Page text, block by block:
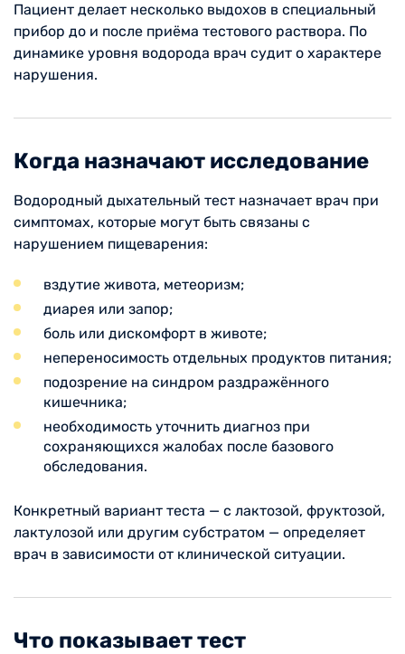
Пациент делает несколько выдохов в специальный
прибор до и после приёма тестового раствора. По
динамике уровня водорода врач судит о характере
нарушения.
Когда назначают исследование
Водородный дыхательный тест назначает врач при
симптомах, которые могут быть связаны с
нарушением пищеварения:
вздутие живота, метеоризм;
диарея или запор;
боль или дискомфорт в животе;
непереносимость отдельных продуктов питания;
подозрение на синдром раздражённого
кишечника;
необходимость уточнить диагноз при
сохраняющихся жалобах после базового
обследования.
Конкретный вариант теста — с лактозой, фруктозой,
лактулозой или другим субстратом — определяет
врач в зависимости от клинической ситуации.
Что показывает тест